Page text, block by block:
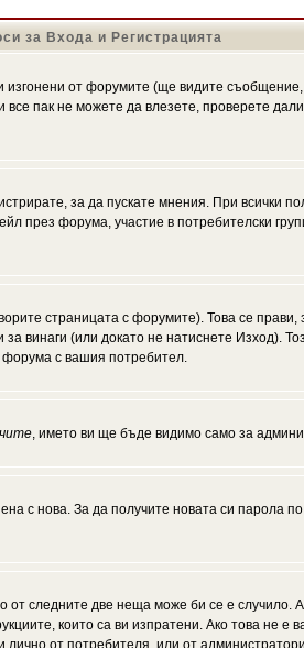
за Входа и Регистрацията
от форумите (ще видите
пак не можете да влезете, проверете
за да пускате мнения. При всички
през форума, участие в потребителски
страницата с форумите). Това се
винаги (или докато не натиснете Изход).
форума с вашия потребител.
, името ви ще бъде видимо само за
с нова. За да получите новата си парола
следните две неща може би се е случило.
които са ви изпратени. Ако това не
от потребителя, или от